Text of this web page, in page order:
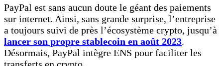
PayPal est sans aucun doute le géant des paiements
sur internet. Ainsi, sans grande surprise, l’entreprise
a toujours suivi de près l’écosystème crypto, jusqu’à
lancer son propre stablecoin en août 2023.
Désormais, PayPal intègre ENS pour faciliter les